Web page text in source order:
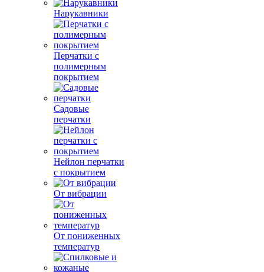
Нарукавники
Перчатки с
полимерным
покрытием
Садовые
перчатки
Нейлон перчатки
с покрытием
От вибрации
От пониженных
температур